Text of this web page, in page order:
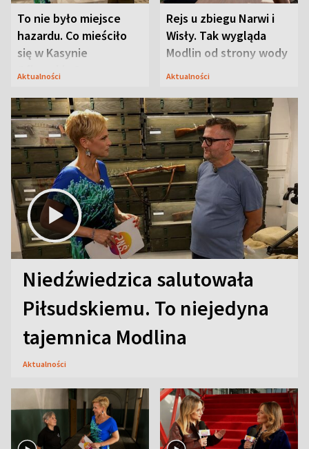
To nie było miejsce
hazardu. Co mieściło
się w Kasynie
Oficerskim?
Aktualności
Rejs u zbiegu Narwi i
Wisły. Tak wygląda
Modlin od strony wody
Aktualności
Niedźwiedzica salutowała
Piłsudskiemu. To niejedyna
tajemnica Modlina
Aktualności